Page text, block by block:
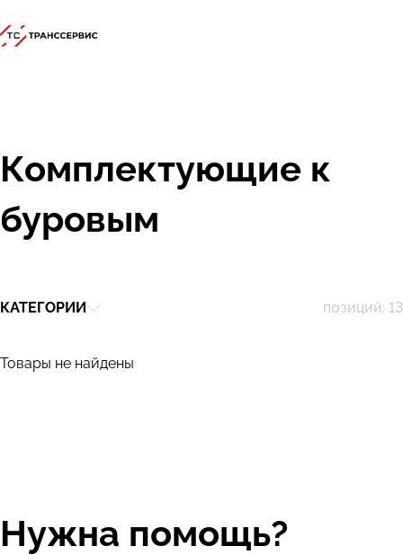
Комплектующие к
буровым
КАТЕГОРИИ
Товары не найдены
Нужна помощь?